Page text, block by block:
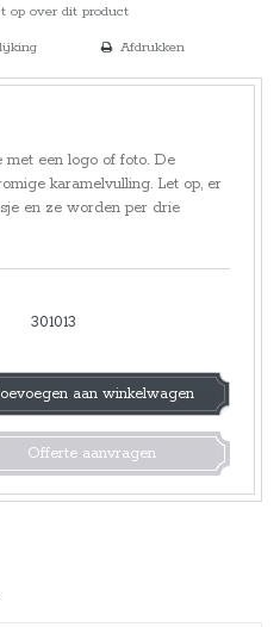
op over dit product
Afdrukken
met een logo of foto. De
karamelvulling. Let op, er
en ze worden per drie
301013
aan winkelwagen
Offerte aanvragen